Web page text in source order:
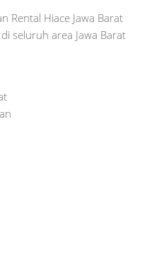
Rental Hiace Jawa Barat
seluruh area Jawa Barat